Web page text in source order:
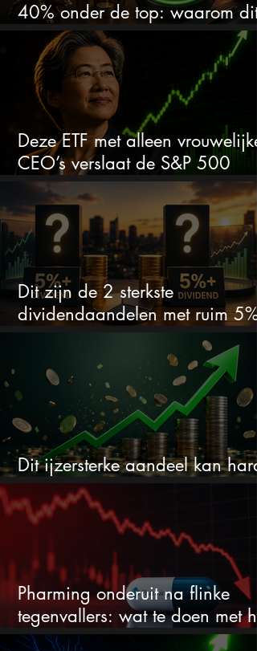
40% onder de top: waarom dit
aandeel weer interessant wordt
Deze ETF met alleen vrouwelijke
CEO’s verslaat de S&P 500
keihard
Dit zijn de 2 sterkste
dividendaandelen met ruim 5%
Dit ijzersterke aandeel kan hard
stijgen maar bijna niemand kijkt
Pharming onderuit na flinke
tegenvallers: wat te doen met
aandeel?